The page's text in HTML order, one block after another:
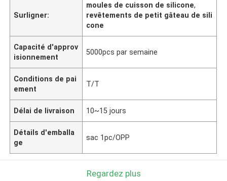
Surligner:
moules de cuisson de silicone,
revêtements de petit gâteau de sili
cone
Capacité d'approv
isionnement
5000pcs par semaine
Conditions de pai
ement
T/T
Délai de livraison 10~15 jours
Détails d'emballa
ge
sac 1pc/OPP
Regardez plus